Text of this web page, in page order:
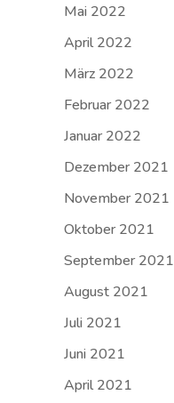
Mai 2022
April 2022
März 2022
Februar 2022
Januar 2022
Dezember 2021
November 2021
Oktober 2021
September 2021
August 2021
Juli 2021
Juni 2021
April 2021